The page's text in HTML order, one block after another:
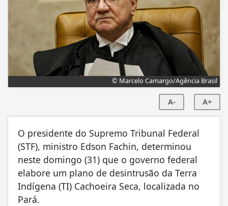
© Marcelo Camargo/Agência Brasil
A- A+
O presidente do Supremo Tribunal Federal
(STF), ministro Edson Fachin, determinou
neste domingo (31) que o governo federal
elabore um plano de desintrusão da Terra
Indígena (TI) Cachoeira Seca, localizada no
Pará.